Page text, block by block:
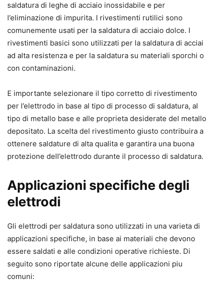
saldatura di leghe di acciaio inossidabile e per
l’eliminazione di impurita. I rivestimenti rutilici sono
comunemente usati per la saldatura di acciaio dolce. I
rivestimenti basici sono utilizzati per la saldatura di acciai
ad alta resistenza e per la saldatura su materiali sporchi o
con contaminazioni.
E importante selezionare il tipo corretto di rivestimento
per l’elettrodo in base al tipo di processo di saldatura, al
tipo di metallo base e alle proprieta desiderate del metallo
depositato. La scelta del rivestimento giusto contribuira a
ottenere saldature di alta qualita e garantira una buona
protezione dell’elettrodo durante il processo di saldatura.
Applicazioni specifiche degli
elettrodi
Gli elettrodi per saldatura sono utilizzati in una varieta di
applicazioni specifiche, in base ai materiali che devono
essere saldati e alle condizioni operative richieste. Di
seguito sono riportate alcune delle applicazioni piu
comuni: